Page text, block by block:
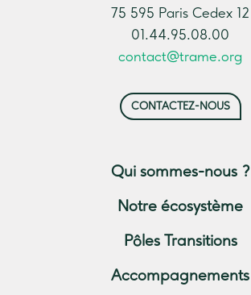
75 595 Paris Cedex 12
01.44.95.08.00
contact@trame.org
CONTACTEZ-NOUS
Qui sommes-nous ?
Notre écosystème
Pôles Transitions
Accompagnements